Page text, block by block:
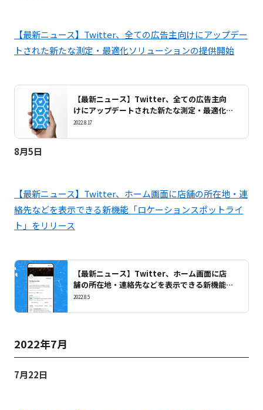
【最新ニュース】Twitter、全ての広告主向けにアップデー
トされた新たな測定・最適化ソリューションの提供開始
【最新ニュース】Twitter、全ての広告主向
けにアップデートされた新たな測定・最適化ソ
リューションの提供開始
2022.8.17
8月5日
【最新ニュース】Twitter、ホーム画面に店舗の所在地・連
絡先などを表示できる新機能「ロケーションスポットライ
ト」をリリース
【最新ニュース】Twitter、ホーム画面に店
舗の所在地・連絡先などを表示できる新機能
「ロケーションスポットライト」をリリース
2022.8.5
2022年7月
7月22日